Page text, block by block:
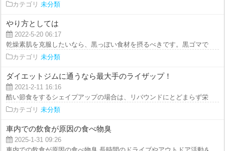
カテゴリ 未分類
やり方としては
2022-5-20 06:17
乾燥素肌を克服したいなら、黒っぽい食材を摂るべきです。黒ゴマである
カテゴリ 未分類
ダイエットジムに通うなら最大手のライザップ！
2021-2-11 16:16
酷い節食をするシェイプアップの場合は、リバウンドにとどまらず栄養不
カテゴリ 未分類
車内での飲食が原因の食べ物臭
2025-1-31 09:26